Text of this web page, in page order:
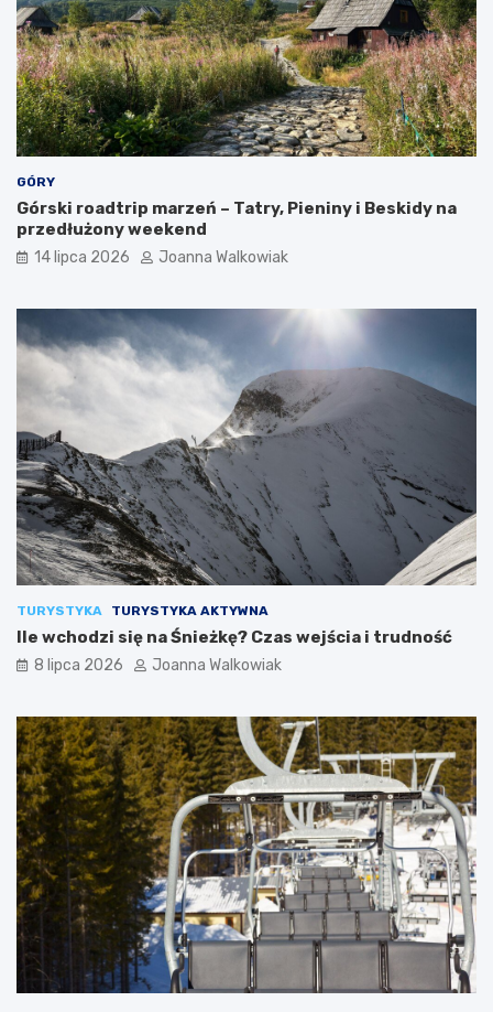
GÓRY
Górski roadtrip marzeń – Tatry, Pieniny i Beskidy na
przedłużony weekend
14 lipca 2026 Joanna Walkowiak
TURYSTYKA TURYSTYKA AKTYWNA
Ile wchodzi się na Śnieżkę? Czas wejścia i trudność
8 lipca 2026 Joanna Walkowiak